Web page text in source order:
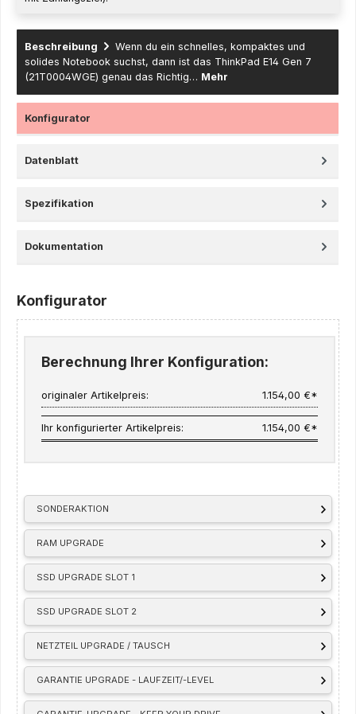
Beschreibung
Wenn du ein schnelles, kompaktes und
solides Notebook suchst, dann ist das ThinkPad E14 Gen 7
(21T0004WGE) genau das Richtig… Mehr
Konfigurator
Datenblatt
Spezifikation
Dokumentation
Konfigurator
SONDERAKTION
RAM UPGRADE
SSD UPGRADE SLOT 1
SSD UPGRADE SLOT 2
NETZTEIL UPGRADE / TAUSCH
GARANTIE UPGRADE - LAUFZEIT/-LEVEL
Berechnung Ihrer Konfiguration:
originaler Artikelpreis: 1.154,00 €*
Ihr konfigurierter Artikelpreis: 1.154,00 €*